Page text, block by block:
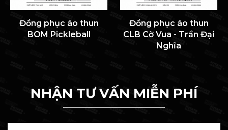
Đồng phục áo thun
BOM Pickleball
Đồng phục áo thun
CLB Cờ Vua - Trần Đại
Nghĩa
NHẬN TƯ VẤN MIỄN PHÍ